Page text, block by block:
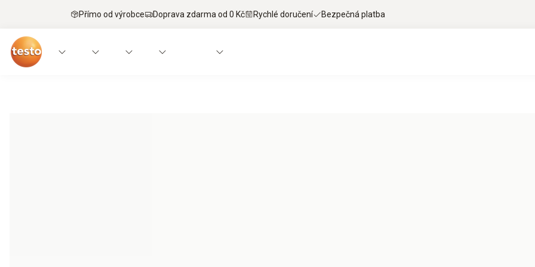
Přímo od výrobce Doprava zdarma od 0 Kč Rychlé doručení Bezpečná platba